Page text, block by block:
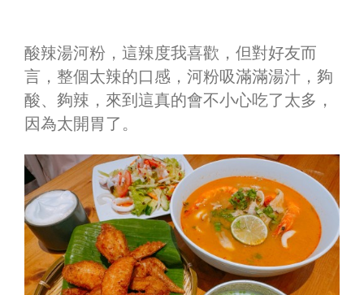
酸辣湯河粉，這辣度我喜歡，但對好友而
言，整個太辣的口感，河粉吸滿滿湯汁，夠
酸、夠辣，來到這真的會不小心吃了太多，
因為太開胃了。